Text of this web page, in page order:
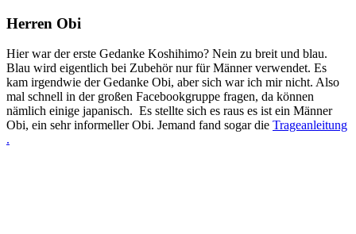
Herren Obi
Hier war der erste Gedanke Koshihimo? Nein zu breit und blau.
Blau wird eigentlich bei Zubehör nur für Männer verwendet. Es
kam irgendwie der Gedanke Obi, aber sich war ich mir nicht. Also
mal schnell in der großen Facebookgruppe fragen, da können
nämlich einige japanisch. Es stellte sich es raus es ist ein Männer
Obi, ein sehr informeller Obi. Jemand fand sogar die Trageanleitung
.